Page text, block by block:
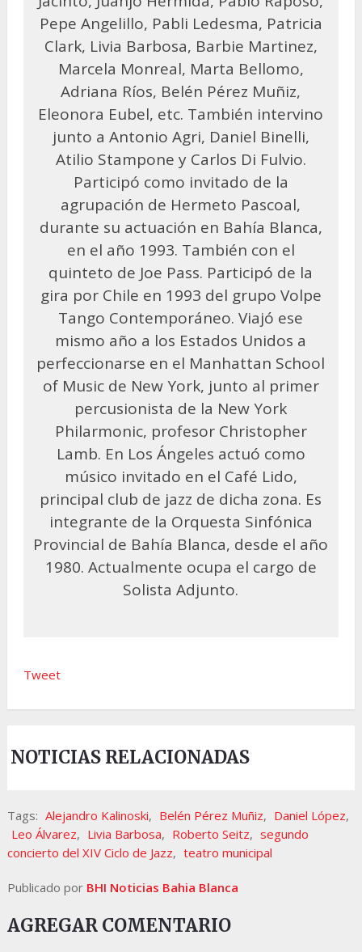
Pepe Angelillo, Pabli Ledesma, Patricia
Clark, Livia Barbosa, Barbie Martinez,
Marcela Monreal, Marta Bellomo,
Adriana Ríos, Belén Pérez Muñiz,
Eleonora Eubel, etc. También intervino
junto a Antonio Agri, Daniel Binelli,
Atilio Stampone y Carlos Di Fulvio.
Participó como invitado de la
agrupación de Hermeto Pascoal,
durante su actuación en Bahía Blanca,
en el año 1993. También con el
quinteto de Joe Pass. Participó de la
gira por Chile en 1993 del grupo Volpe
Tango Contemporáneo. Viajó ese
mismo año a los Estados Unidos a
perfeccionarse en el Manhattan School
of Music de New York, junto al primer
percusionista de la New York
Philarmonic, profesor Christopher
Lamb. En Los Ángeles actuó como
músico invitado en el Café Lido,
principal club de jazz de dicha zona. Es
integrante de la Orquesta Sinfónica
Provincial de Bahía Blanca, desde el año
1980. Actualmente ocupa el cargo de
Solista Adjunto.
Tweet
NOTICIAS RELACIONADAS
Tags: Alejandro Kalinoski, Belén Pérez Muñiz, Daniel López,
Leo Álvarez, Livia Barbosa, Roberto Seitz, segundo
concierto del XIV Ciclo de Jazz, teatro municipal
Publicado por BHI Noticias Bahia Blanca
AGREGAR COMENTARIO